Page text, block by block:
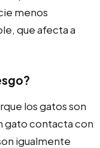
menos
que afecta a
los gatos son
gato contacta con
igualmente